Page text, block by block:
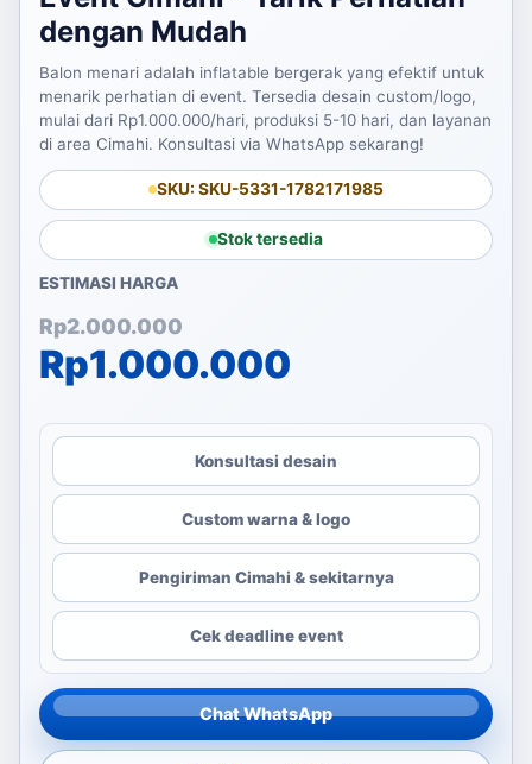
dengan Mudah
Balon menari adalah inflatable bergerak yang efektif untuk
menarik perhatian di event. Tersedia desain custom/logo,
mulai dari Rp1.000.000/hari, produksi 5-10 hari, dan layanan
di area Cimahi. Konsultasi via WhatsApp sekarang!
SKU: SKU-5331-1782171985
Stok tersedia
ESTIMASI HARGA
Rp2.000.000
Harga aslinya adalah:
Rp1.000.000
Harga saat ini adalah:
Konsultasi desain
Custom warna & logo
Pengiriman Cimahi & sekitarnya
Cek deadline event
Chat WhatsApp